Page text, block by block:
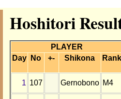
Hoshitori
PLAYER
Day
No +- Shikona Rank
1 107 Gernobono M4